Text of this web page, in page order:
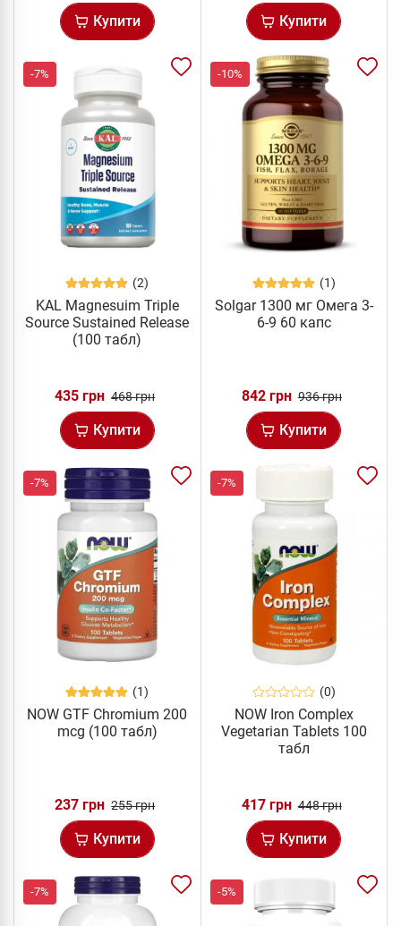
Купити Купити
-7%
(2)
KAL Magnesuim Triple
Source Sustained Release
(100 табл)
435 грн 468 грн
Купити
-10%
(1)
Solgar 1300 мг Омега 3-
6-9 60 капс
842 грн 936 грн
Купити
-7%
(1)
NOW GTF Chromium 200
mcg (100 табл)
237 грн 255 грн
Купити
-7%
(0)
NOW Iron Complex
Vegetarian Tablets 100
табл
417 грн 448 грн
Купити
-7% -5%